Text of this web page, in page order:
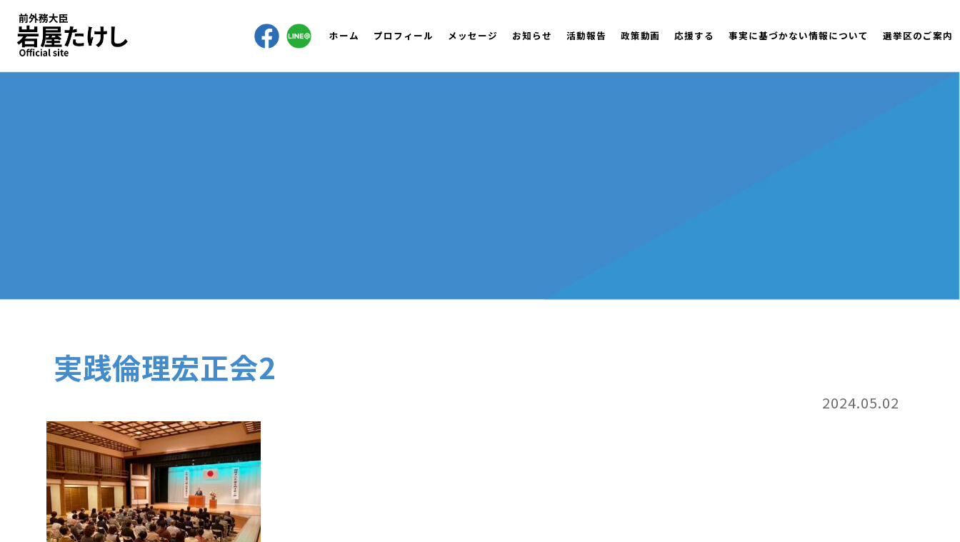
ホーム プロフィール メッセージ お知らせ 活動報告 政策動画 応援する 事実に基づかない情報について 選挙区のご案内
実践倫理宏正会2
2024.05.02